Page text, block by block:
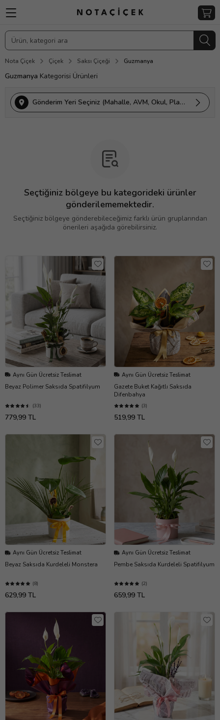
Nota Çiçek Çiçek Saksı Çiçeği Guzmanya
Guzmanya Kategorisi Ürünleri
Gönderim Yeri Seçiniz (Mahalle, AVM, Okul, Plaza vs.)
Seçtiğiniz bölgeye bu kategorideki ürünler
gönderilememektedir.
Seçtiğiniz bölgeye gönderebileceğimiz farklı ürün gruplarından
önerileri aşağıda görebilirsiniz.
Aynı Gün Ücretsiz Teslimat
Beyaz Polimer Saksıda Spatifilyum
(33)
779,99 TL
Aynı Gün Ücretsiz Teslimat
Gazete Buket Kağıtlı Saksıda
Difenbahya
(3)
519,99 TL
Aynı Gün Ücretsiz Teslimat
Beyaz Saksıda Kurdeleli Monstera
(8)
629,99 TL
Aynı Gün Ücretsiz Teslimat
Pembe Saksıda Kurdeleli Spatifilyum
(2)
659,99 TL